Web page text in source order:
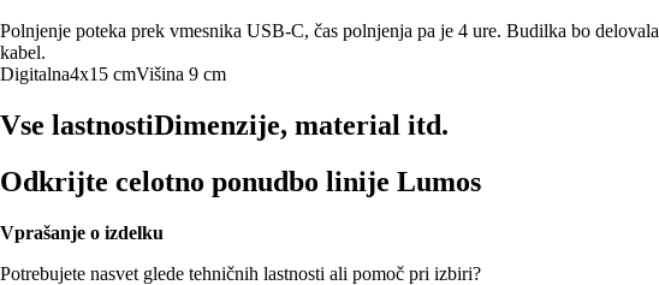
Polnjenje poteka prek vmesnika USB-C, čas polnjenja pa je 4 ure. Budilka bo
kabel.
Digitalna4x15 cmVišina 9 cm
Vse lastnostiDimenzije, material itd.
Odkrijte celotno ponudbo linije Lumos
Vprašanje o izdelku
Potrebujete nasvet glede tehničnih lastnosti ali pomoč pri izbiri?